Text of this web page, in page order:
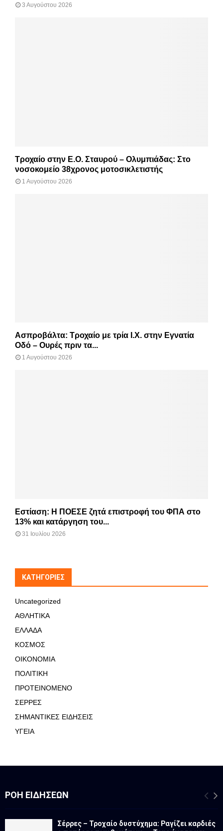
3 Αυγούστου 2026
Τροχαίο στην Ε.Ο. Σταυρού – Ολυμπιάδας: Στο
νοσοκομείο 38χρονος μοτοσικλετιστής
1 Αυγούστου 2026
Ασπροβάλτα: Τροχαίο με τρία Ι.Χ. στην Εγνατία
Οδό – Ουρές πριν τα...
1 Αυγούστου 2026
Εστίαση: Η ΠΟΕΣΕ ζητά επιστροφή του ΦΠΑ στο
13% και κατάργηση του...
31 Ιουλίου 2026
KΑΤΗΓΟΡΊΕΣ
Uncategorized
ΑΘΛΗΤΙΚΑ
ΕΛΛΑΔΑ
ΚΟΣΜΟΣ
ΟΙΚΟΝΟΜΙΑ
ΠΟΛΙΤΙΚΗ
ΠΡΟΤΕΙΝΟΜΕΝΟ
ΣΕΡΡΕΣ
ΣΗΜΑΝΤΙΚΕΣ ΕΙΔΗΣΕΙΣ
ΥΓΕΙΑ
ΡΟΉ ΕΙΔΉΣΕΩΝ
Σέρρες – Τροχαίο δυστύχημα: Ραγίζει καρδιές